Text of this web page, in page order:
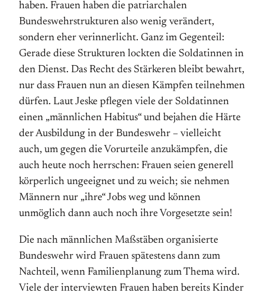
haben. Frauen haben die patriarchalen
Bundeswehrstrukturen also wenig verändert,
sondern eher verinnerlicht. Ganz im Gegenteil:
Gerade diese Strukturen lockten die Soldatinnen in
den Dienst. Das Recht des Stärkeren bleibt bewahrt,
nur dass Frauen nun an diesen Kämpfen teilnehmen
dürfen. Laut Jeske pflegen viele der Soldatinnen
einen „männlichen Habitus“ und bejahen die Härte
der Ausbildung in der Bundeswehr – vielleicht
auch, um gegen die Vorurteile anzukämpfen, die
auch heute noch herrschen: Frauen seien generell
körperlich ungeeignet und zu weich; sie nehmen
Männern nur „ihre“ Jobs weg und können
unmöglich dann auch noch ihre Vorgesetzte sein!
Die nach männlichen Maßstäben organisierte
Bundeswehr wird Frauen spätestens dann zum
Nachteil, wenn Familienplanung zum Thema wird.
Viele der interviewten Frauen haben bereits Kinder